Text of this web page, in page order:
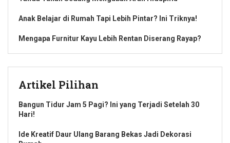
Anak Belajar di Rumah Tapi Lebih Pintar? Ini Triknya!
Mengapa Furnitur Kayu Lebih Rentan Diserang Rayap?
Artikel Pilihan
Bangun Tidur Jam 5 Pagi? Ini yang Terjadi Setelah 30
Hari!
Ide Kreatif Daur Ulang Barang Bekas Jadi Dekorasi